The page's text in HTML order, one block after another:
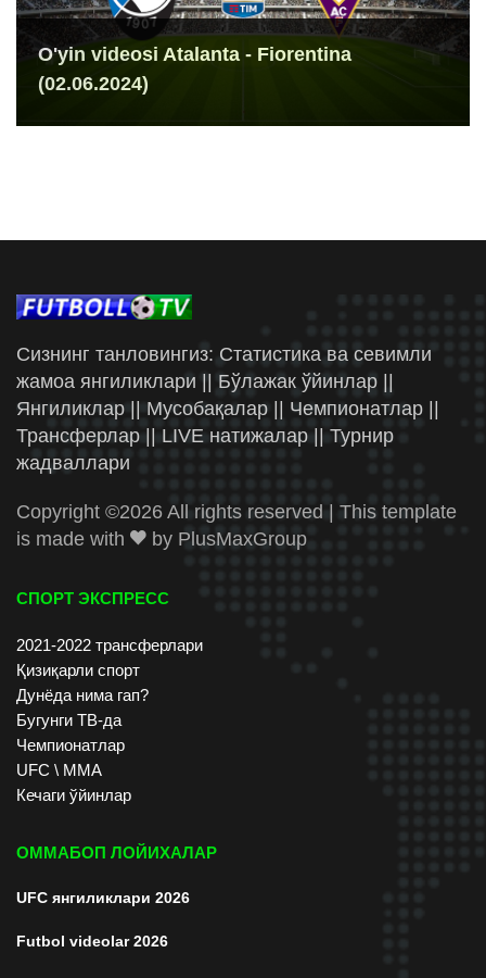
O'yin videosi Atalanta - Fiorentina
(02.06.2024)
Сизнинг танловингиз: Статистика ва севимли
жамоа янгиликлари || Бўлажак ўйинлар ||
Янгиликлар || Мусобақалар || Чемпионатлар ||
Трансферлар || LIVE натижалар || Турнир
жадваллари
Copyright ©2026 All rights reserved | This template
is made with
by PlusMaxGroup
СПОРТ ЭКСПРЕСС
2021-2022 трансферлари
Қизиқарли спорт
Дунёда нима гап?
Бугунги ТВ-да
Чемпионатлар
UFC \ ММА
Кечаги ўйинлар
ОММАБОП ЛОЙИХАЛАР
UFC янгиликлари 2026
Futbol videolar 2026